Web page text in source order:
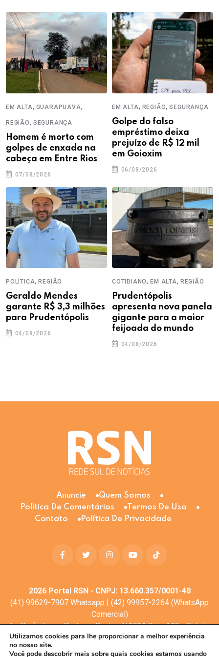
EM ALTA, GUARAPUAVA,
REGIÃO, SEGURANÇA
Homem é morto com
golpes de enxada na
cabeça em Entre Rios
07/08/2026
EM ALTA, REGIÃO,SEGURANÇA
Golpe do falso
empréstimo deixa
prejuízo de R$ 12 mil
em Goioxim
06/08/2026
POLÍTICA,REGIÃO
Geraldo Mendes
garante R$ 3,3 milhões
para Prudentópolis
04/08/2026
COTIDIANO,EM ALTA, REGIÃO
Prudentópolis
apresenta nova panela
gigante para a maior
feijoada do mundo
04/08/2026
Anuncie
Quem Somos
Política De Comentários
Termos De Uso
Contato
Política De Privacidade
2026Portal RSN - CNPJ: 13.660.357/0001-48
(41) 99629-7907 Whatsapp | (42) 99957-2264 (WhatsApp
Comercial)
Av. Profa. Laura Pacheco Bastos N:1011 Sala: 112 - Cidade
dos Lagos, Guarapuava - PR, 85053-525
© Todos os direitos reservados
Utilizamos cookies para lhe proporcionar a melhor experiência
no nosso site.
Você pode descobrir mais sobre quais cookies estamos usando